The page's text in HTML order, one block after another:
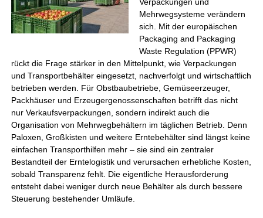
Mehrwegsysteme verändern
sich. Mit der europäischen
Packaging and Packaging
Waste Regulation (PPWR)
rückt die Frage stärker in den Mittelpunkt, wie Verpackungen
und Transportbehälter eingesetzt, nachverfolgt und wirtschaftlich
betrieben werden. Für Obstbaubetriebe, Gemüseerzeuger,
Packhäuser und Erzeugergenossenschaften betrifft das nicht
nur Verkaufsverpackungen, sondern indirekt auch die
Organisation von Mehrwegbehältern im täglichen Betrieb. Denn
Paloxen, Großkisten und weitere Erntebehälter sind längst keine
einfachen Transporthilfen mehr – sie sind ein zentraler
Bestandteil der Erntelogistik und verursachen erhebliche Kosten,
sobald Transparenz fehlt. Die eigentliche Herausforderung
entsteht dabei weniger durch neue Behälter als durch bessere
Steuerung bestehender Umläufe.